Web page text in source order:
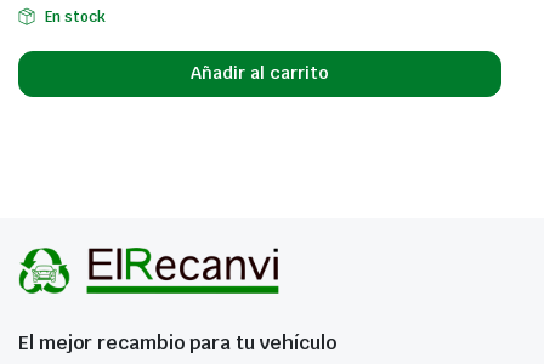
En stock
Añadir al carrito
El mejor recambio para tu vehículo